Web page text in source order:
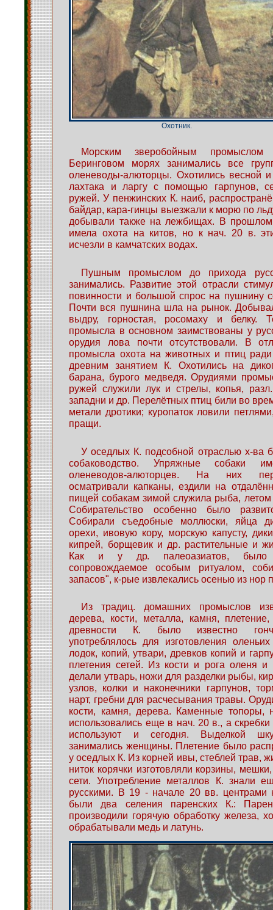
Охотник.
Морским зверобойным
Беринговом морях занимались все
оленеводы-алюторцы. Охотились весной
лахтака и ларгу с помощью гарпунов,
ружей. У пенжинских К. наиб,
байдар, кара-гинцы выезжали к морю по
добывали также на лежбищах. В
имела охота на китов, но к нач. 20 в.
исчезли в камчатских водах.
Пушным промыслом до прихода
занимались. Развитие этой отрасли
повинности и большой спрос на пушнину
Почти вся пушнина шла на рынок.
выдру, горностая, росомаху и белку.
промысла в основном заимствованы у
орудия лова почти отсутствовали. В
промысла охота на животных и птиц
древним занятием К. Охотились на
барана, бурого медведя. Орудиями
ружей служили лук и стрелы, копья,
западни и др. Перелётных птиц били во
метали дротики; куропаток ловили
пращи.
У оседлых К. подсобной отраслью х-ва
собаководство. Упряжные собаки
оленеводов-алюторцев. На них
осматривали капканы, ездили на
пищей собакам зимой служила рыба, летом
Собирательство особенно было
Собирали съедобные моллюски, яйца
орехи, ивовую кору, морскую капусту,
кипрей, борщевик и др. растительные и
Как и у др. палеоазиатов, было
сопровождаемое особым ритуалом,
запасов", к-рые извлекались осенью из
Из традиц. домашних промыслов
дерева, кости, металла, камня,
древности К. было известно
употреблялось для изготовления
лодок, копий, утвари, древков копий и
плетения сетей. Из кости и рога оленя и
делали утварь, ножи для разделки рыбы,
узлов, колки и наконечники гарпунов,
нарт, гребни для расчесывания травы.
кости, камня, дерева. Каменные топоры,
использовались еще в нач. 20 в., а
используют и сегодня. Выделкой
занимались женщины. Плетение было
у оседлых К. Из корней ивы, стеблей трав,
ниток корячки изготовляли корзины,
сети. Употребление металлов К. знали
русскими. В 19 - начале 20 вв. центрами
были два селения паренских К.:
производили горячую обработку железа,
обрабатывали медь и латунь.